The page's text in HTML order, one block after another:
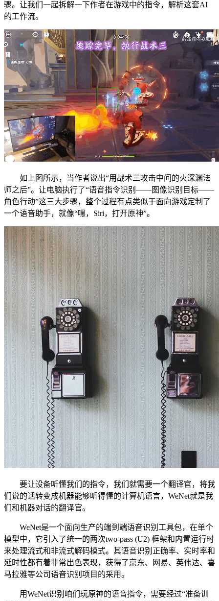
骤。让我们一起拆解一下作者在游戏中的指令，解析这套AI
的工作流。
如上图所示，当作者说出“用战术三攻击中间的火深渊法
师之后”。让电脑执行了“语音指令识别——图像识别目标——
角色行动”这三大步骤，整个过程有点类似于面向游戏定制了
一个语音助手，就像“嘿，Siri，打开原神”。
要让设备听懂我们的指令，我们就需要一个翻译官，将我
们说的话转变成机器能够听得懂的计算机语言，WeNet就是我
们和机器对话的翻译官。
WeNet是一个面向生产的端到端语音识别工具包，在单个
模型中，它引入了统一的两次two-pass (U2) 框架和内置运行时
来处理流式和非流式解码模式。其语音识别正确率、实时率和
延时性都有着非常出色表现，获得了京东、网易、英伟达、喜
马拉雅等公司语音识别项目的采用。
用WeNet识别咱们玩原神的语音指令，需要经过“准备训